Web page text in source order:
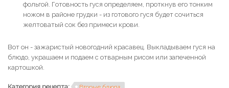
фольгой. Готовность гуся определяем, проткнув его тонким
ножом в районе грудки - из готового гуся будет сочиться
желтоватый сок без примеси крови.
Вот он - зажаристый новогодний красавец. Выкладываем гуся на
блюдо, украшаем и подаем с отварным рисом или запеченной
картошкой.